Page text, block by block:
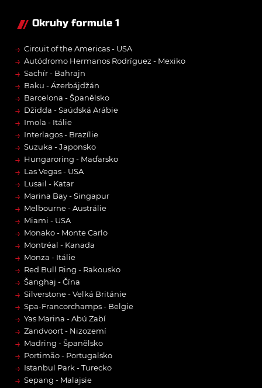
Okruhy formule 1
→ Circuit of the Americas - USA
→ Autódromo Hermanos Rodríguez - Mexiko
→ Sachír - Bahrajn
→ Baku - Ázerbájdžán
→ Barcelona - Španělsko
→ Džidda - Saúdská Arábie
→ Imola - Itálie
→ Interlagos - Brazílie
→ Suzuka - Japonsko
→ Hungaroring - Maďarsko
→ Las Vegas - USA
→ Lusail - Katar
→ Marina Bay - Singapur
→ Melbourne - Austrálie
→ Miami - USA
→ Monako - Monte Carlo
→ Montréal - Kanada
→ Monza - Itálie
→ Red Bull Ring - Rakousko
→ Šanghaj - Čína
→ Silverstone - Velká Británie
→ Spa-Francorchamps - Belgie
→ Yas Marina - Abú Zabí
→ Zandvoort - Nizozemí
→ Madring - Španělsko
→ Portimão - Portugalsko
→ Istanbul Park - Turecko
→ Sepang - Malajsie